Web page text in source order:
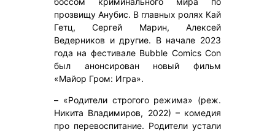
прозвищу Анубис. В главных ролях Кай
Гетц, Сергей Марин, Алексей
Ведерников и другие. В начале 2023
года на фестивале Bubble Comics Con
был анонсирован новый фильм
«Майор Гром: Игра».
– «Родители строгого режима» (реж.
Никита Владимиров, 2022) – комедия
про перевоспитание. Родители устали